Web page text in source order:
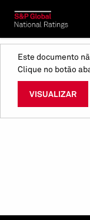
Este documento
Clique no botão
VISUALIZAR